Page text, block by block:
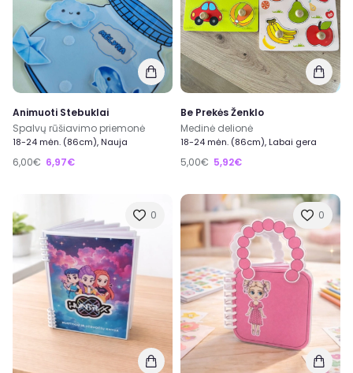
Animuoti Stebuklai
Spalvų rūšiavimo priemonė
18-24 mėn. (86cm), Nauja
6,00€ 6,97€
Be Prekės Ženklo
Medinė delionė
18-24 mėn. (86cm), Labai gera
5,00€ 5,92€
0 0